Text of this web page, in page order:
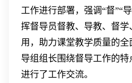
工作进行部署，强调“督”“
挥督导员督教、导教、督
用，助力课堂教学质量的
导组组长围绕督导工作的
进行了工作交流。